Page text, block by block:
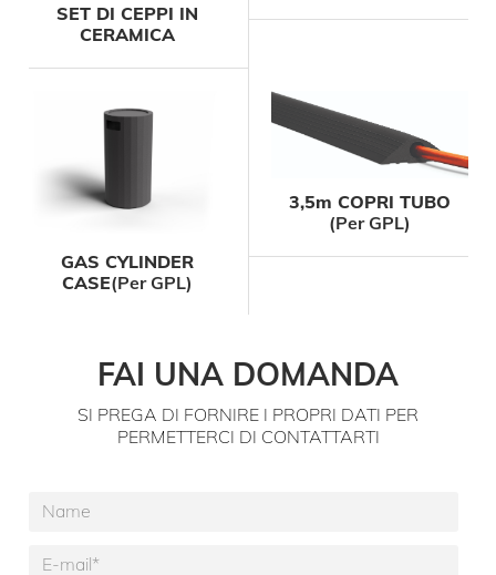
SET DI CEPPI IN
CERAMICA
GAS CYLINDER
CASE(per GPL)
3,5m COPRI TUBO
(per GPL)
FAI UNA DOMANDA
SI PREGA DI FORNIRE I PROPRI DATI PER
PERMETTERCI DI CONTATTARTI